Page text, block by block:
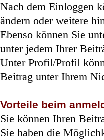
Nach dem Einloggen
ändern oder weitere
Ebenso können Sie
unter jedem Ihrer
Unter Profil/Profil
Beitrag unter Ihrem
Vorteile beim
Sie können Ihren
Sie haben die